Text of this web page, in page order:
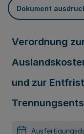
Dokument
Verordnung
und zur